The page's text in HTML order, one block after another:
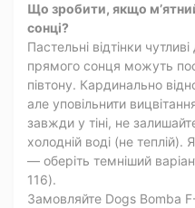
Що зробити, якщо
сонці?
Пастельні відтінки
прямого сонця можуть
півтону. Кардинально
але уповільнити
завжди у тіні, не
холодній воді (не
— оберіть темніший
116).
Замовляйте Dogs Bomba